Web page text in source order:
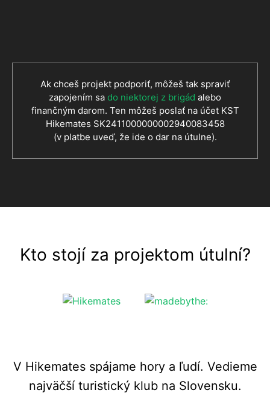
Ak chceš projekt podporiť, môžeš tak spraviť
zapojením sa do niektorej z brigád alebo
finančným darom. Ten môžeš poslať na účet KST
Hikemates SK2411000000002940083458
(v platbe uveď, že ide o dar na útulne).
Kto stojí za projektom útulní?
V Hikemates spájame hory a ľudí. Vedieme
najväčší turistický klub na Slovensku.